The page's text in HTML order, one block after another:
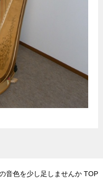
音色を少し足しませんか TOP